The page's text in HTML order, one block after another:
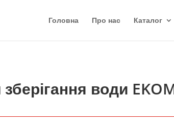
Головна Про нас Каталог
води